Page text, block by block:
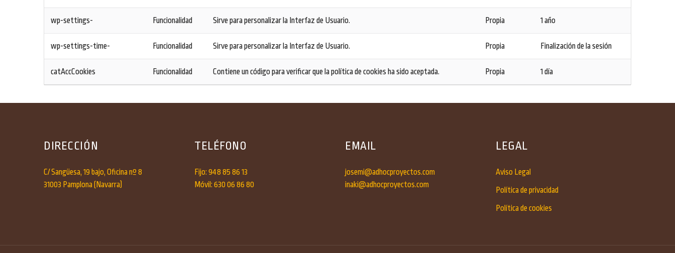
wp-settings- Funcionalidad Sirve para personalizar la Interfaz de Usuario. Propia 1 año
wp-settings-time- Funcionalidad Sirve para personalizar la Interfaz de Usuario. Propia Finalización de la sesión
catAccCookies Funcionalidad Contiene un código para verificar que la política de cookies ha sido aceptada. Propia 1 día
DIRECCIÓN
C/ Sangüesa, 19 bajo, Oficina nº 8
31003 Pamplona (Navarra)
TELÉFONO
Fijo: 948 85 86 13
Móvil: 630 06 86 80
EMAIL
josemi@adhocproyectos.com
inaki@adhocproyectos.com
LEGAL
Aviso Legal
Política de privacidad
Política de cookies